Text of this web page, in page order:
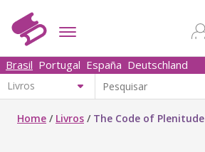
Brasil Portugal España Deutschland
Home / Livros / The Code of Plenitude